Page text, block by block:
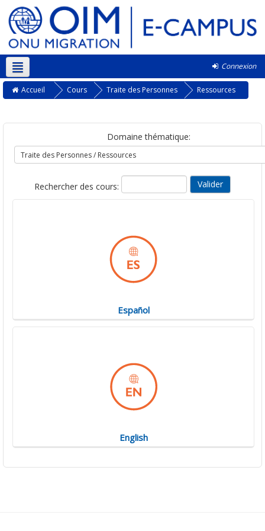
Connexion
Français ‎(fr)‎
Accueil Cours Traite des Personnes Ressources
Domaine thématique:
Rechercher des cours:
Español
English